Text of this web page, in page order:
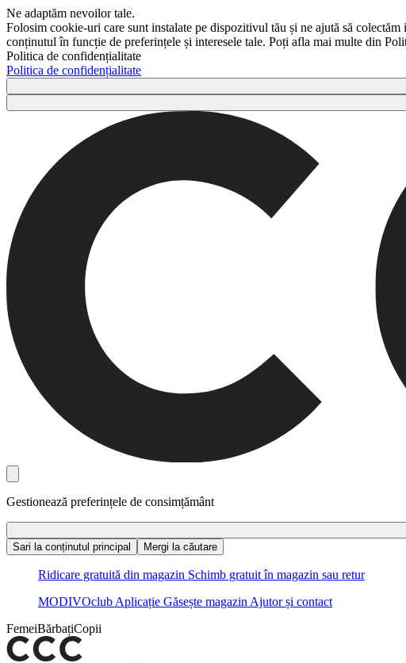
Ne adaptăm nevoilor tale.
Folosim cookie-uri care sunt instalate pe dispozitivul tău și ne ajută să
conținutul în funcție de preferințele și interesele tale. Poți afla mai multe din
Politica de confidențialitate
Politica de confidențialitate
Gestionează preferințele de consimțământ
Sari la conținutul principal
Mergi la căutare
Ridicare gratuită din magazin Schimb gratuit în magazin sau retur
MODIVOclub Aplicație Găsește magazin Ajutor și contact
FemeiBărbațiCopii